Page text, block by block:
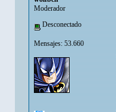
Moderador
Desconectado
Mensajes: 53.660